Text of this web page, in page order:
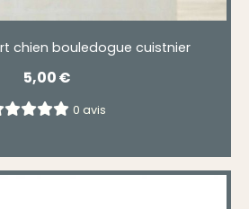
chien bouledogue cuistnier
5,00€
0 avis